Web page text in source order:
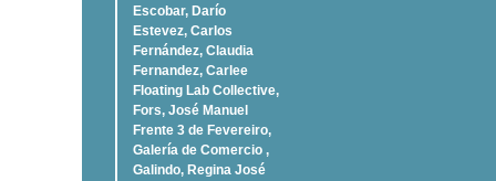
Escobar, Darío
Estevez, Carlos
Fernández, Claudia
Fernandez, Carlee
Floating Lab Collective,
Fors, José Manuel
Frente 3 de Fevereiro,
Galería de Comercio ,
Galindo, Regina José